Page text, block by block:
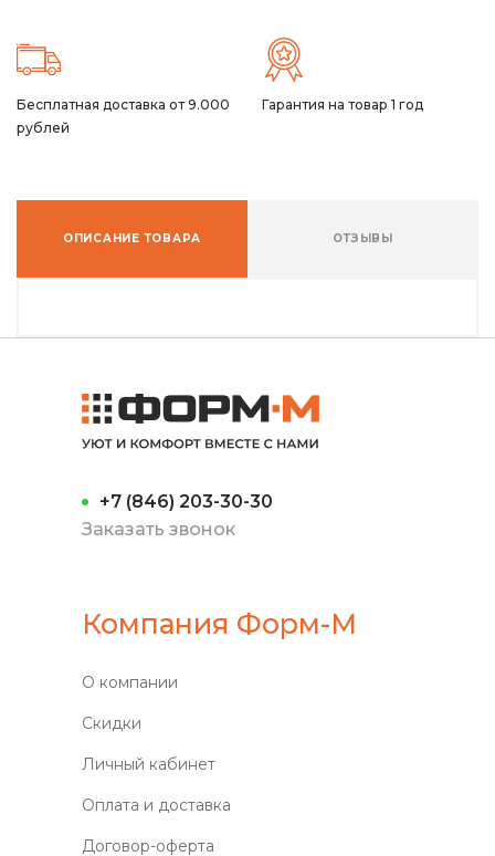
Бесплатная доставка от 9.000
рублей
Гарантия на товар 1 год
ОПИСАНИЕ ТОВАРА ОТЗЫВЫ
+7 (846) 203-30-30
Заказать звонок
Компания Форм-М
О компании
Скидки
Личный кабинет
Оплата и доставка
Договор-оферта